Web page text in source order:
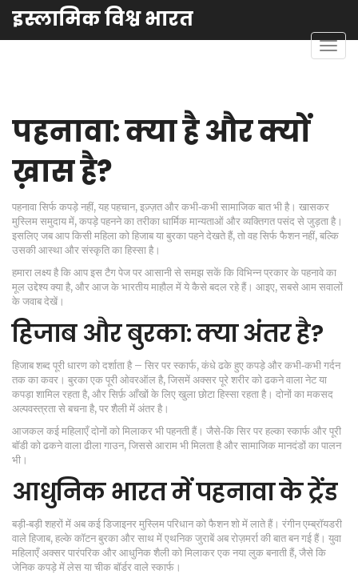
टॉगल
से
इस्लामिक विश्व भारत
पहनावा: क्या है और क्यों
ख़ास है?
पहनावा सिर्फ कपड़े नहीं, यह पहचान, इज़्ज़त और कभी‑कभी सामाजिक बात भी है। खासकर
मुस्लिम समुदाय में, कपड़े पहनने का तरीका धार्मिक मान्यताओं और व्यक्तिगत पसंद से जुड़ता है।
इसलिए जब आप किसी महिला को हिजाब या बुरका पहने देखते हैं, तो वह सिर्फ फैशन नहीं, बल्कि
उसकी आस्था और संस्कृति का हिस्सा है।
हमारा लक्ष्य है कि आप इस टैग पेज पर आसानी से समझ सकें कि विभिन्न प्रकार के पहनावे का
मूल उद्देश्य क्या है, और आज के भारतीय माहौल में ये कैसे बदल रहे हैं। आइए, सबसे आम सवालों
के जवाब देखें।
हिजाब और बुरका: क्या अंतर है?
हिजाब शब्द पूरी धारण को दर्शाता है – सिर पर स्कार्फ, कंधे ढके हुए कपड़े और कभी‑कभी गर्दन
तक का कवर। बुरका एक पूरी ओवरऑल है, जिसमें अक्सर पूरे शरीर को ढकने वाला नेट या
कपड़ा शामिल रहता है, और सिर्फ़ आँखों के लिए खुला छोटा हिस्सा रहता है। दोनों का मकसद
अल्पवस्त्रता से बचना है, पर शैली में अंतर है।
आजकल कई महिलाएँ दोनों को मिलाकर भी पहनती हैं। जैसे‑कि सिर पर हल्का स्कार्फ और पूरी
बॉडी को ढकने वाला ढीला गाउन, जिससे आराम भी मिलता है और सामाजिक मानदंडों का पालन
भी।
आधुनिक भारत में पहनावा के ट्रेंड
बड़ी‑बड़ी शहरों में अब कई डिजाइनर मुस्लिम परिधान को फैशन शो में लाते हैं। रंगीन एम्ब्रॉयडरी
वाले हिजाब, हल्के कॉटन बुरका और साथ में एथनिक जुराबें अब रोज़मर्रा की बात बन गई हैं। युवा
महिलाएँ अक्सर पारंपरिक और आधुनिक शैली को मिलाकर एक नया लुक बनाती हैं, जैसे कि
जेनिक कपड़े में लेस या चीक बॉर्डर वाले स्कार्फ।